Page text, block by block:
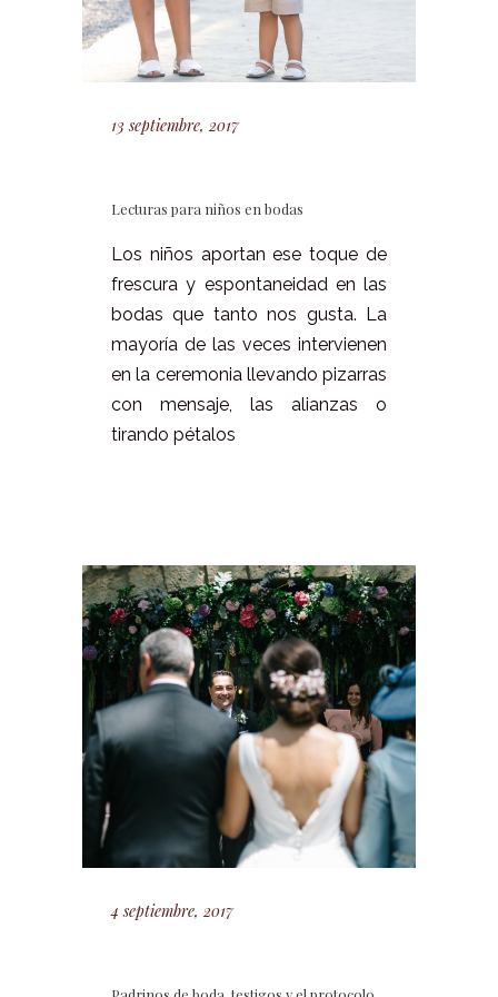
13 septiembre, 2017
Lecturas para niños en bodas
Los niños aportan ese toque de
frescura y espontaneidad en las
bodas que tanto nos gusta. La
mayoría de las veces intervienen
en la ceremonia llevando pizarras
con mensaje, las alianzas o
tirando pétalos
4 septiembre, 2017